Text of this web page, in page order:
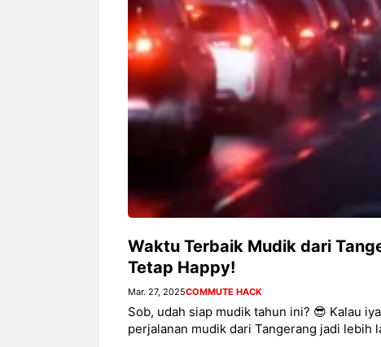
Waktu Terbaik Mudik dari
Tetap Happy!
Mar. 27, 2025COMMUTE HACK
Sob, udah siap mudik tahun ini? 😎 Kalau
perjalanan mudik dari Tangerang jadi lebih
Nunung Srimulat & Vicky
Prasetyo Buka Restoran
Ayam Panggang! Cuma Rp
15 Ribu, Resep Rahasia
Mami Bikin Nagih!
Sambut
Bandung
You Can
145.000